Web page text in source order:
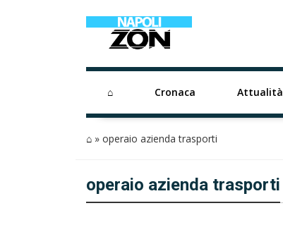
⌂ Cronaca Attualità
⌂ » operaio azienda trasporti
operaio azienda trasporti